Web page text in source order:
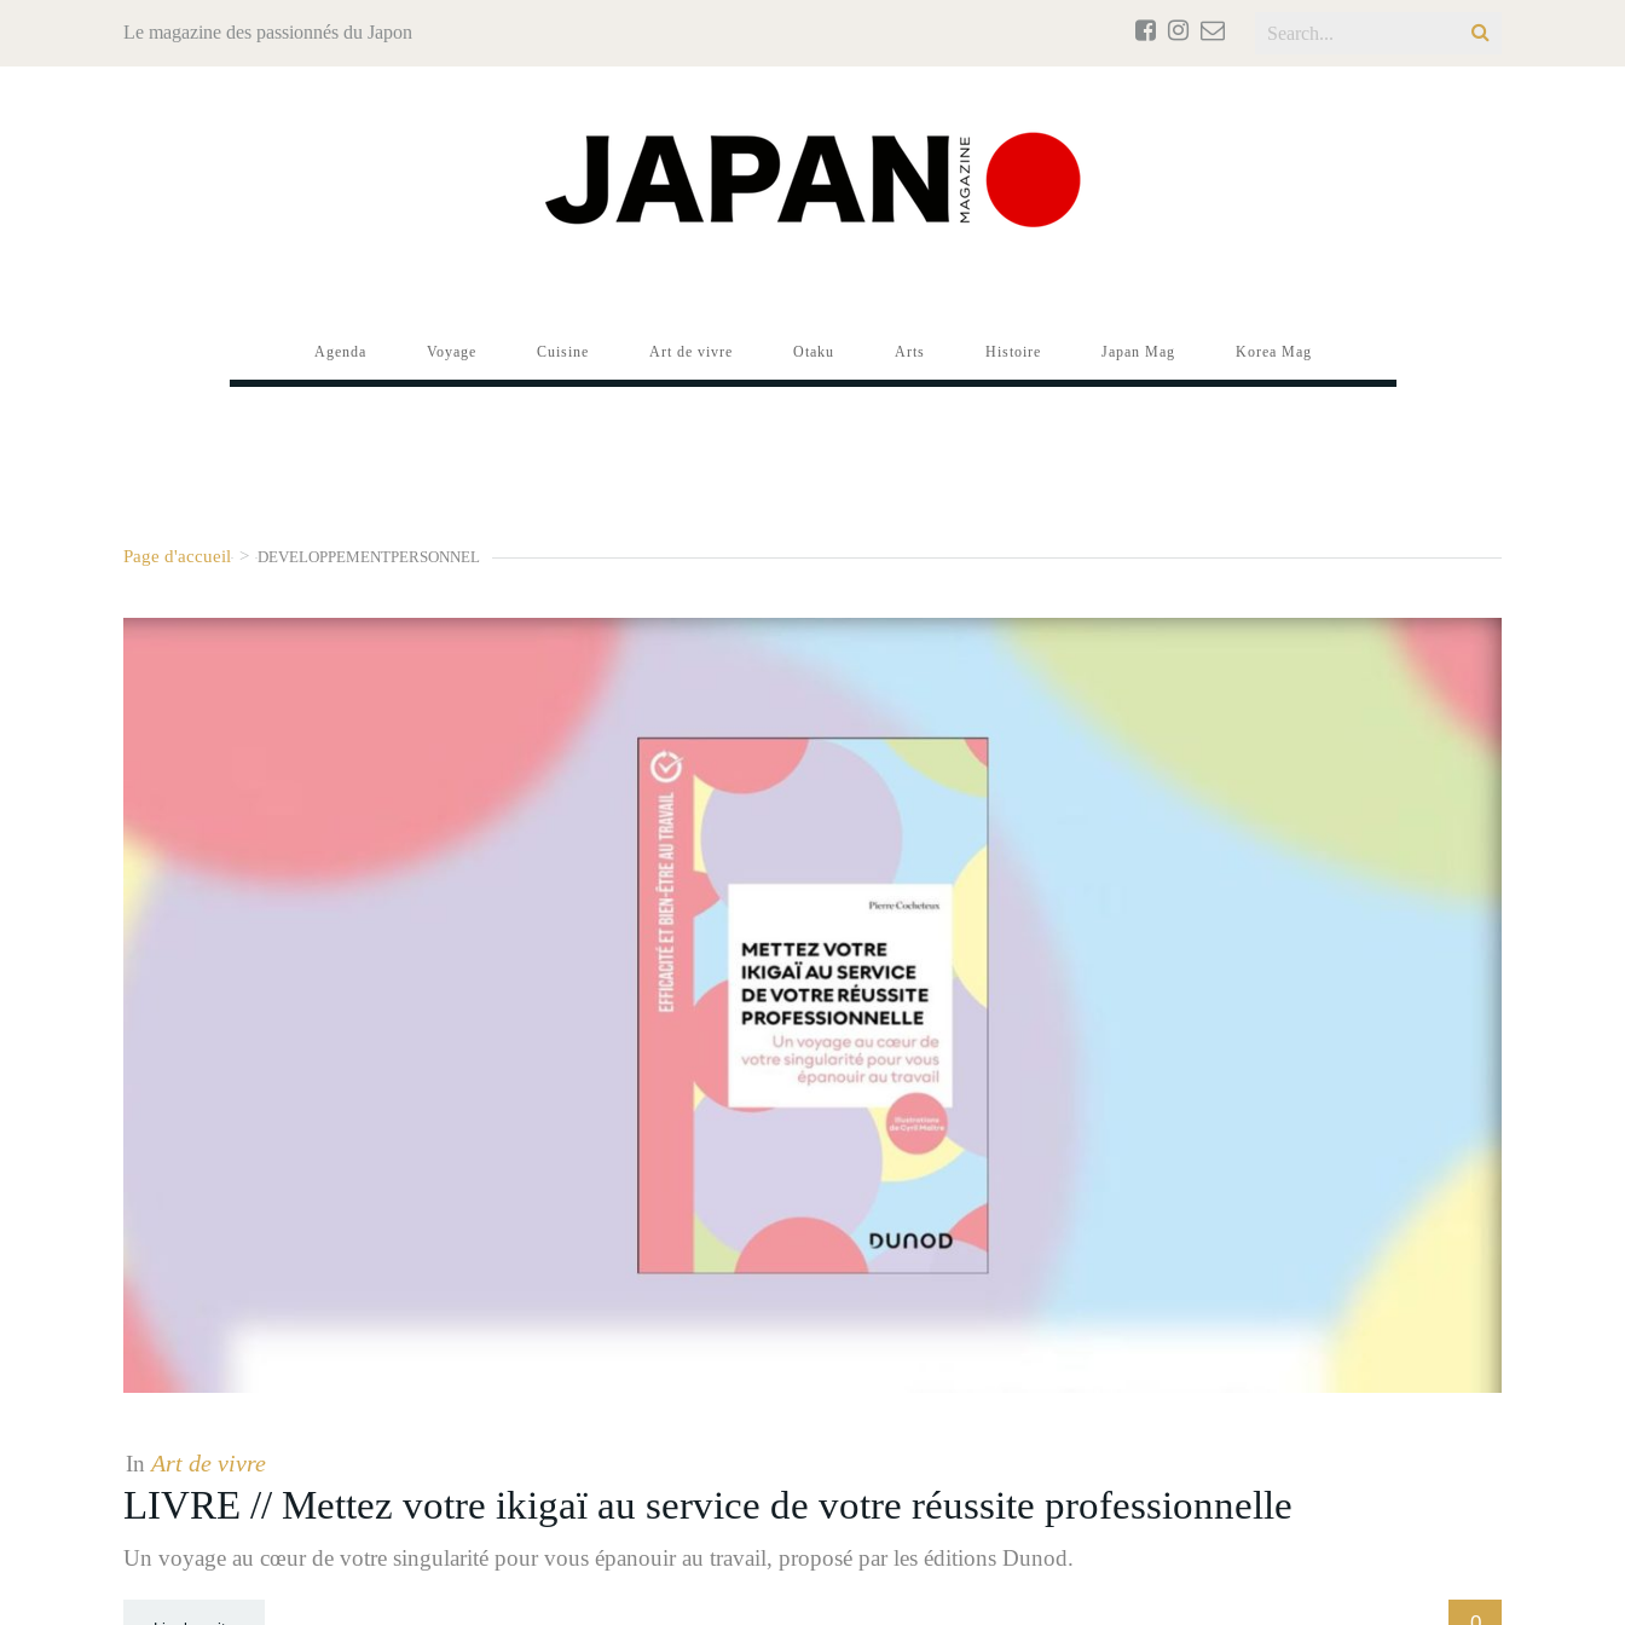
Le magazine des passionnés du Japon
Agenda Voyage Cuisine Art de vivre Otaku Arts Histoire Japan Mag Korea Mag
Page d'accueil > DEVELOPPEMENTPERSONNEL
InArt de vivre
LIVRE // Mettez votre ikigaï au service de votre réussite professionnelle
Un voyage au cœur de votre singularité pour vous épanouir au travail, proposé par les éditions Dunod.